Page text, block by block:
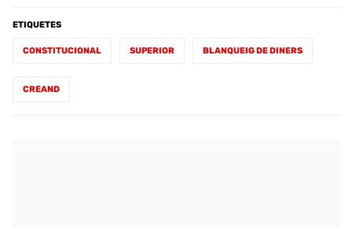
ETIQUETES
CONSTITUCIONAL SUPERIOR BLANQUEIG DE DINERS
CREAND